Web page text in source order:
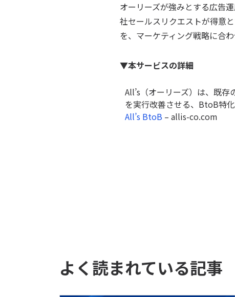
オーリーズが強みとする広告
社セールスリクエストが得意
を、マーケティング戦略に合
▼本サービスの詳細
All’s（オーリーズ）は、既
を実行改善させる、BtoB特
All’s BtoB– allis-co.com
よく読まれている記事